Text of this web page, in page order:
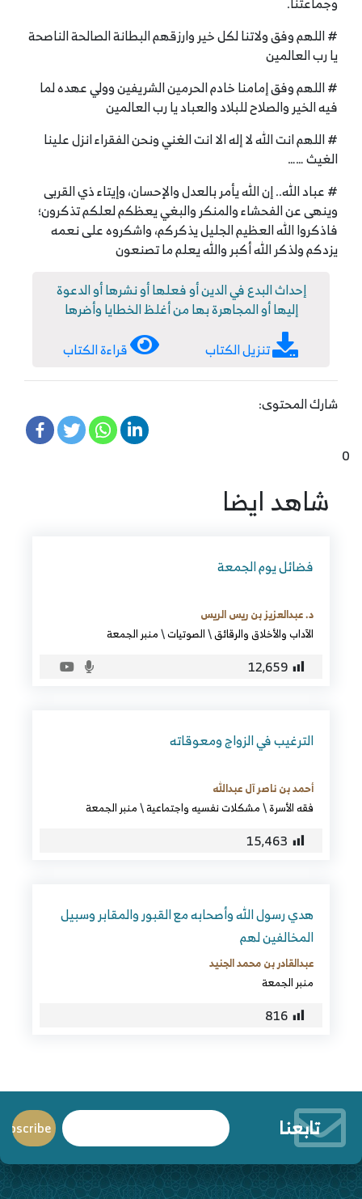
# اللهم وفق ولاتنا لكل خير وارزقهم البطانة الصالحة الناصحة
يا رب العالمين
# اللهم وفق إمامنا خادم الحرمين الشريفين وولي عهده لما
فيه الخير والصلاح للبلاد والعباد يا رب العالمين
# اللهم انت الله لا إله الا انت الغني ونحن الفقراء انزل علينا
الغيث ……
# عباد الله.. إن الله يأمر بالعدل والإحسان، وإيتاء ذي القربى
وينهى عن الفحشاء والمنكر والبغي يعظكم لعلكم تذكرون؛
فاذكروا الله العظيم الجليل يذكركم، واشكروه على نعمه
يزدكم ولذكر الله أكبر والله يعلم ما تصنعون
إحداث البدع في الدين أو فعلها أو نشرها أو الدعوة
إليها أو المجاهرة بها من أغلظ الخطايا وأضرها
تنزيل الكتاب
قراءة الكتاب
شارك المحتوى:
0
شاهد ايضا
فضائل يوم الجمعة
د. عبدالعزيز بن ريس الريس
الآداب والأخلاق والرقائق\الصوتيات\منبر الجمعة
12٬659
الترغيب في الزواج ومعوقاته
أحمد بن ناصر آل عبدالله
فقه الأسرة\مشكلات نفسيه واجتماعية\منبر الجمعة
15٬463
هدي رسول الله وأصحابه مع القبور والمقابر وسبيل
المخالفين لهم
عبدالقادر بن محمد الجنيد
منبر الجمعة
816
تابعنا